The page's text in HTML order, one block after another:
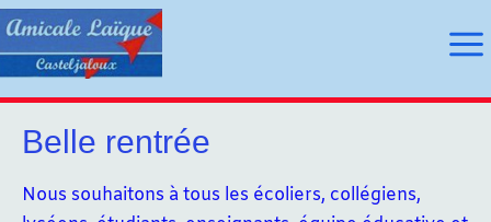
au
contenu
Belle rentrée
Nous souhaitons à tous les écoliers, collégiens,